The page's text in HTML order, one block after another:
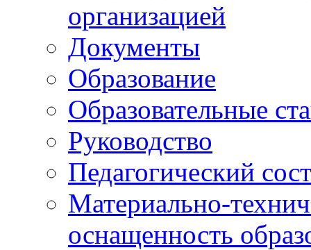
организацией
Документы
Образование
Образовательные
Руководство
Педагогический
Материально-
оснащенность